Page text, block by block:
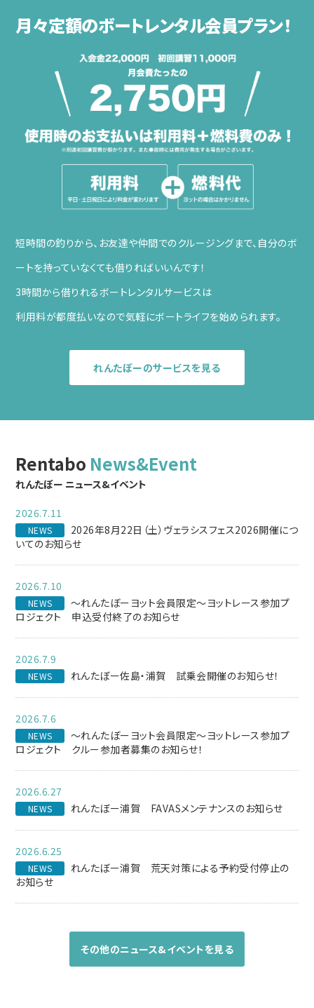
月々定額のボートレンタル会員プラン！
短時間の釣りから、お友達や仲間でのクルージングまで、自分のボ
ートを持っていなくても借りればいいんです！
3時間から借りれるボートレンタルサービスは
利用料が都度払いなので気軽にボートライフを始められます。
れんたぼーのサービスを見る
Rentabo News&Event
れんたぼー ニュース&イベント
2026.7.11
NEWS
2026年8月22日（土）ヴェラシスフェス2026開催につ
いてのお知らせ
2026.7.10
NEWS
～れんたぼーヨット会員限定～ヨットレース参加プ
ロジェクト 申込受付終了のお知らせ
2026.7.9
NEWS れんたぼー佐島・浦賀 試乗会開催のお知らせ！
2026.7.6
NEWS
～れんたぼーヨット会員限定～ヨットレース参加プ
ロジェクト クルー参加者募集のお知らせ！
2026.6.27
NEWS れんたぼー浦賀 FAVASメンテナンスのお知らせ
2026.6.25
NEWS
れんたぼー浦賀 荒天対策による予約受付停止の
お知らせ
その他のニュース&イベントを見る